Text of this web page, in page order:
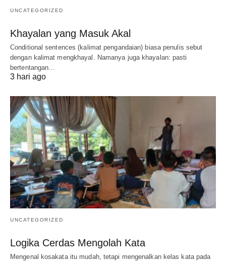
UNCATEGORIZED
Khayalan yang Masuk Akal
Conditional sentences (kalimat pengandaian) biasa penulis sebut
dengan kalimat mengkhayal. Namanya juga khayalan: pasti
bertentangan…
3 hari ago
UNCATEGORIZED
Logika Cerdas Mengolah Kata
Mengenal kosakata itu mudah, tetapi mengenalkan kelas kata pada